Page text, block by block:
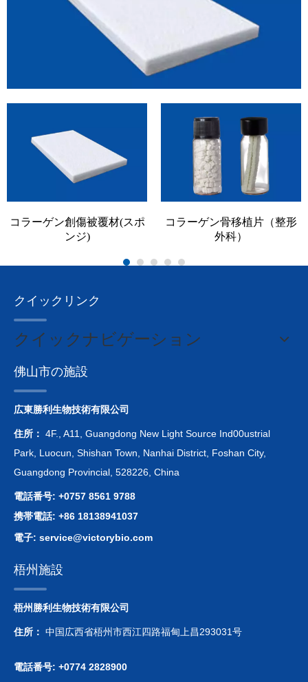
コラーゲン創傷被覆材(スポ
ンジ)
コラーゲン骨移植片（整形
外科）
クイックリンク
クイックナビゲーション
佛山市の施設
広東勝利生物技術有限公司
住所： 4F., A11, Guangdong New Light Source Ind00ustrial
Park, Luocun, Shishan Town, Nanhai District, Foshan City,
Guangdong Provincial, 528226, China
電話番号: +0757 8561 9788
携帯電話: +86 18138941037
電子: service@victorybio.com
梧州施設
梧州勝利生物技術有限公司
住所： 中国広西省梧州市西江四路福甸上昌293031号
電話番号: +0774 2828900